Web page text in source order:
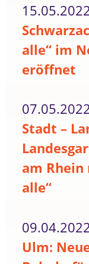
alle“ im
eröffnet
Stadt –
am
alle“
Ulm: